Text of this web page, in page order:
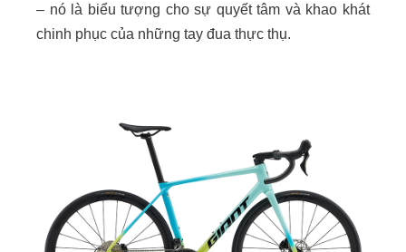
– nó là biểu tượng cho sự quyết tâm và khao khát
chinh phục của những tay đua thực thụ.